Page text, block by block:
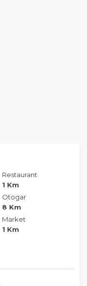
Restaurant
1 Km
Otogar
8 Km
Market
1 Km